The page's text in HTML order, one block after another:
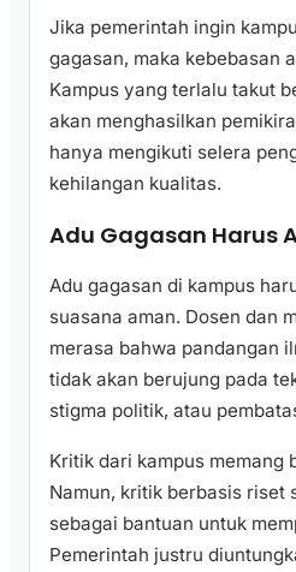
Jika pemerintah ingin
gagasan, maka kebebasan
Kampus yang terlalu takut
akan menghasilkan
hanya mengikuti selera
kehilangan kualitas.
Adu Gagasan Harus
Adu gagasan di kampus
suasana aman. Dosen dan
merasa bahwa pandangan
tidak akan berujung pada
stigma politik, atau
Kritik dari kampus memang
Namun, kritik berbasis riset
sebagai bantuan untuk
Pemerintah justru